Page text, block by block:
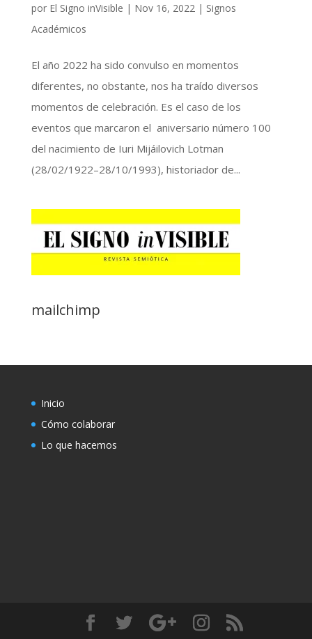
por El Signo inVisible | Nov 16, 2022| Signos
Académicos
El año 2022 ha sido convulso en momentos
diferentes, no obstante, nos ha traído diversos
momentos de celebración. Es el caso de los
eventos que marcaron el aniversario número 100
del nacimiento de Iuri Mijáilovich Lotman
(28/02/1922–28/10/1993), historiador de...
mailchimp
Inicio
Cómo colaborar
Lo que hacemos